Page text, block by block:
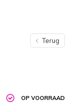
Terug
OP VOORRAAD